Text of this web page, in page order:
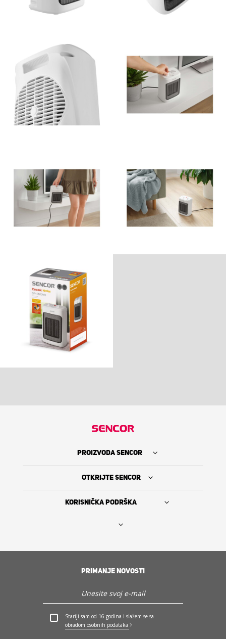
PROIZVODA SENCOR
OTKRIJTE SENCOR
KORISNIČKA PODRŠKA
PRIMANJE NOVOSTI
Stariji sam od 16 godina i slažem se sa
obradom osobnih podataka